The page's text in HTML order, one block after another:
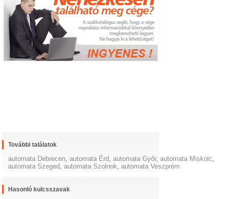
További találatok
automata Debrecen,automata Érd,automata Győr,automata Miskolc,
automata Szeged,automata Szolnok,automata Veszprém
Hasonló kulcsszavak